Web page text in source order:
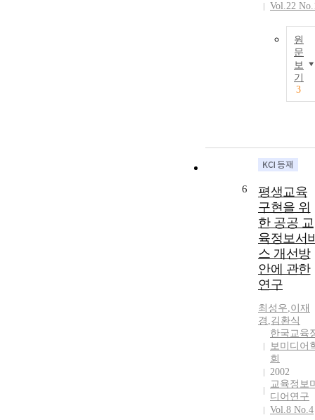
Vol.22
원
문
보
기
3
6
평생교육
구현을 위
한 공공 교
육정보서
스 개선방
안에 관한
연구
최성우,이재
경 ,김환식
한국교육
보미디어
회
2002
교육정보
디어연구
Vol.8 No.4